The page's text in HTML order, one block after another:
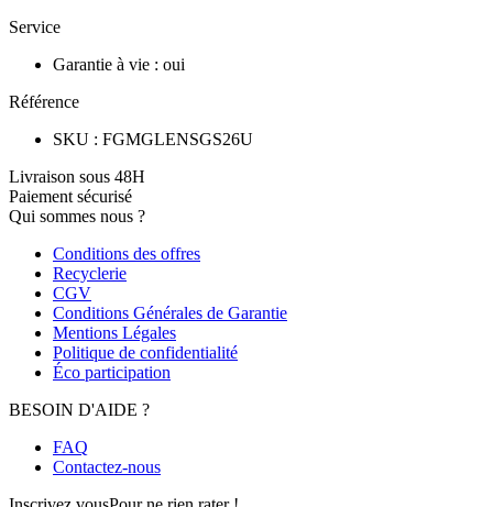
Service
Garantie à vie : oui
Référence
SKU : FGMGLENSGS26U
Livraison sous 48H
Paiement sécurisé
Qui sommes nous ?
Conditions des offres
Recyclerie
CGV
Conditions Générales de Garantie
Mentions Légales
Politique de confidentialité
Éco participation
BESOIN D'AIDE ?
FAQ
Contactez-nous